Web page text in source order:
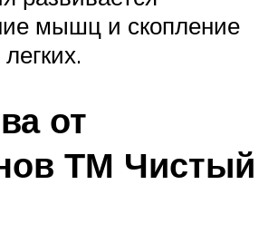
мышц и скопление
от
ТМ Чистый